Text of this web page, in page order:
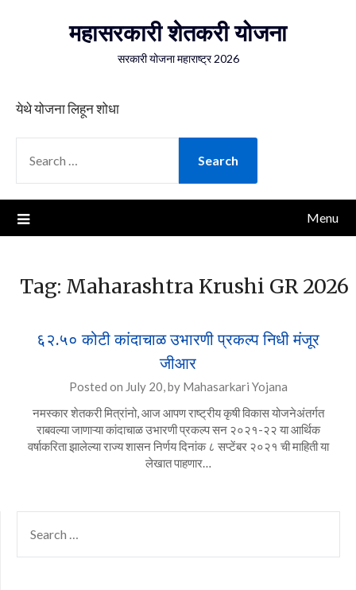
महासरकारी शेतकरी योजना
सरकारी योजना महाराष्ट्र 2026
येथे योजना लिहून शोधा
FOR:
Menu
Tag: Maharashtra Krushi GR 2026
६२.५० कोटी कांदाचाळ उभारणी प्रकल्प निधी मंजूर
जीआर
Posted on July 20,by Mahasarkari Yojana
नमस्कार शेतकरी मित्रांनो, आज आपण राष्ट्रीय कृषी विकास योजनेअंतर्गत
राबवल्या जाणाऱ्या कांदाचाळ उभारणी प्रकल्प सन २०२१-२२ या आर्थिक
वर्षाकरिता झालेल्या राज्य शासन निर्णय दिनांक ८ सप्टेंबर २०२१ ची माहिती या
लेखात पाहणार…
FOR: